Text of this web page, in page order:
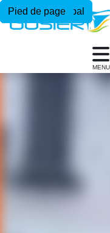
Menu principal
Contenu principal
Pied de page
MENU